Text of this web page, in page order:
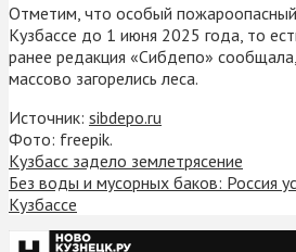
Отметим, что особый
Кузбассе до 1 июня 2025 года, то
ранее редакция «Сибдепо»
массово загорелись леса.
Источник: sibdepo.ru
Фото: freepik.
Кузбасс задело землетрясение
Без воды и мусорных баков: Россия
Кузбассе